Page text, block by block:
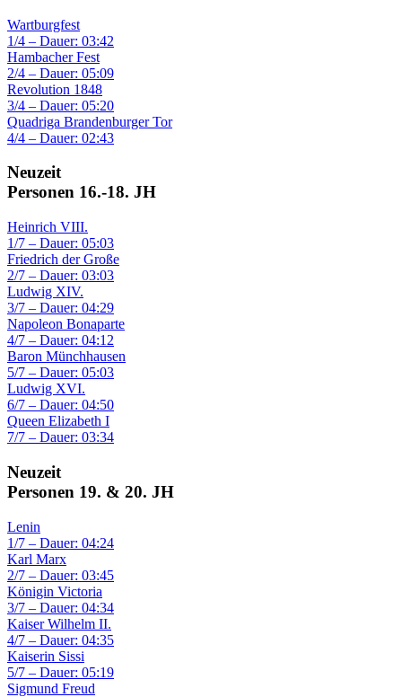
Wartburgfest
1/4 – Dauer: 03:42
Hambacher Fest
2/4 – Dauer: 05:09
Revolution 1848
3/4 – Dauer: 05:20
Quadriga Brandenburger Tor
4/4 – Dauer: 02:43
Neuzeit
Personen 16.-18. JH
Heinrich VIII.
1/7 – Dauer: 05:03
Friedrich der Große
2/7 – Dauer: 03:03
Ludwig XIV.
3/7 – Dauer: 04:29
Napoleon Bonaparte
4/7 – Dauer: 04:12
Baron Münchhausen
5/7 – Dauer: 05:03
Ludwig XVI.
6/7 – Dauer: 04:50
Queen Elizabeth I
7/7 – Dauer: 03:34
Neuzeit
Personen 19. & 20. JH
Lenin
1/7 – Dauer: 04:24
Karl Marx
2/7 – Dauer: 03:45
Königin Victoria
3/7 – Dauer: 04:34
Kaiser Wilhelm II.
4/7 – Dauer: 04:35
Kaiserin Sissi
5/7 – Dauer: 05:19
Sigmund Freud